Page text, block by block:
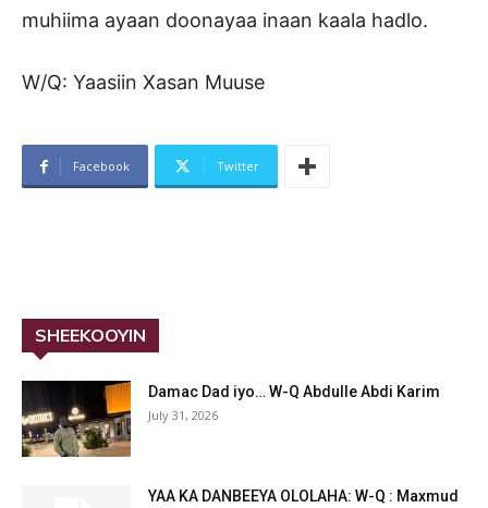
muhiima ayaan doonayaa inaan kaala hadlo.
W/Q: Yaasiin Xasan Muuse
Facebook Twitter
SHEEKOOYIN
Damac Dad iyo… W-Q Abdulle Abdi Karim
July 31, 2026
YAA KA DANBEEYA OLOLAHA: W-Q : Maxmud